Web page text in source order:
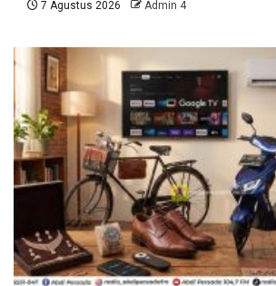
7 Agustus 2026 Admin 4